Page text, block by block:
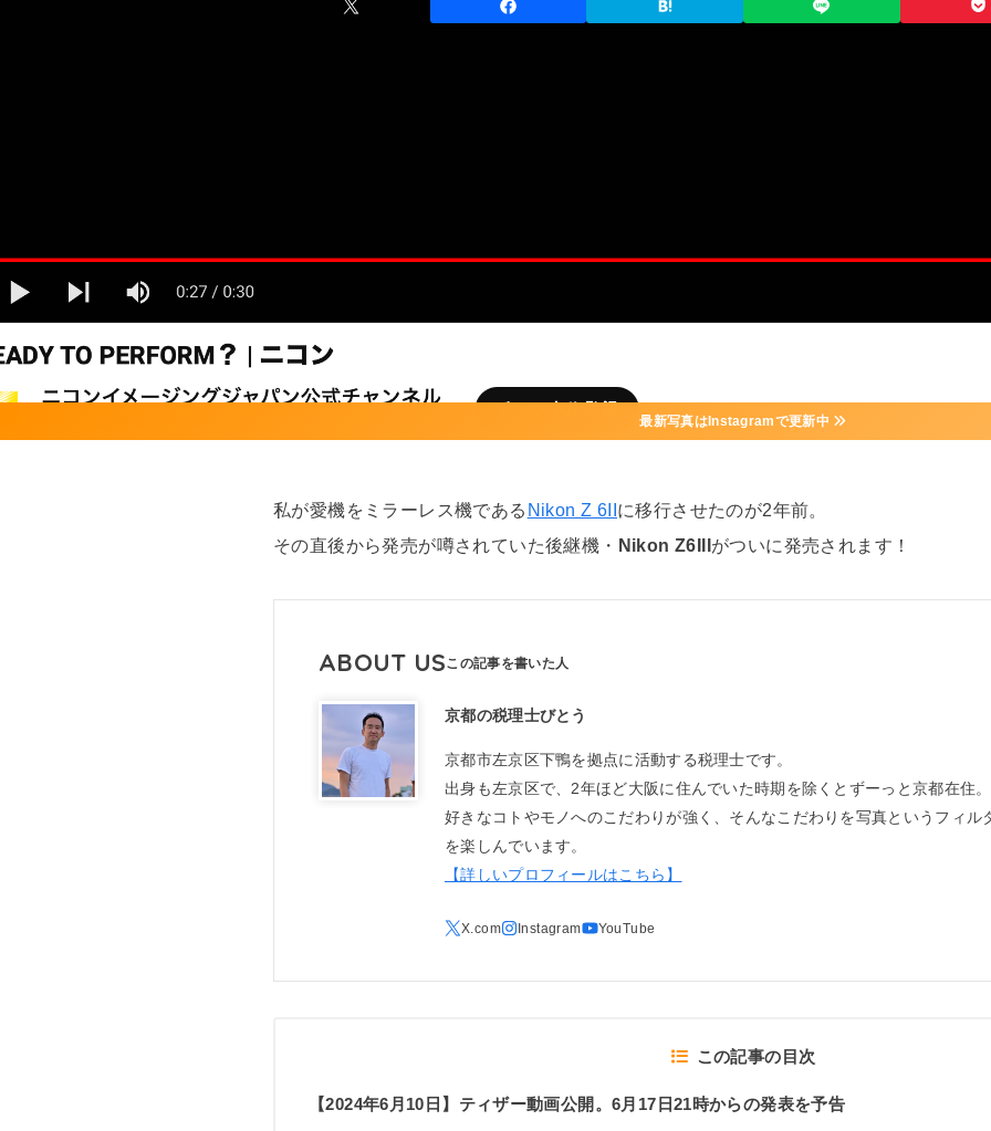
最新写真はInstagramで更新中
私が愛機をミラーレス機である Nikon Z 6II に移行させたのが2年前。
その直後から発売が噂されていた後継機・ Nikon Z6III がついに発売されます！
ABOUT US
京都の税理士びとう
京都市左京区下鴨を拠点に活動する税理士です。
出身も左京区で、2年ほど大阪に住んでいた時期を除くとずーっと京都在住。
好きなコトやモノへのこだわりが強く、そんなこだわりを写真というフィル
を楽しんでいます。
【詳しいプロフィールはこちら】
この記事の目次
【2024年6月10日】ティザー動画公開。6月17日21時からの発表を予告